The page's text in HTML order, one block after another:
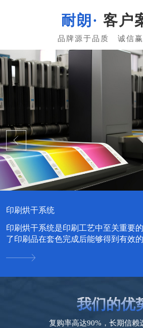
客户
中药材烘干系统
中药材烘干系统是一种专门用于中药
统，其设计旨在提高中药材的干燥效
我们的优
复购率高达90%，长期信赖